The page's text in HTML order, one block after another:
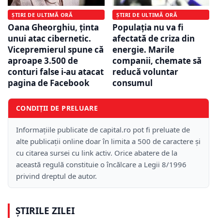
ȘTIRI DE ULTIMĂ ORĂ
Oana Gheorghiu, ținta
unui atac cibernetic.
Vicepremierul spune că
aproape 3.500 de
conturi false i-au atacat
pagina de Facebook
ȘTIRI DE ULTIMĂ ORĂ
Populația nu va fi
afectată de criza din
energie. Marile
companii, chemate să
reducă voluntar
consumul
CONDIȚII DE PRELUARE
Informațiile publicate de capital.ro pot fi preluate de
alte publicații online doar în limita a 500 de caractere și
cu citarea sursei cu link activ. Orice abatere de la
această regulă constituie o încălcare a Legii 8/1996
privind dreptul de autor.
ȘTIRILE ZILEI